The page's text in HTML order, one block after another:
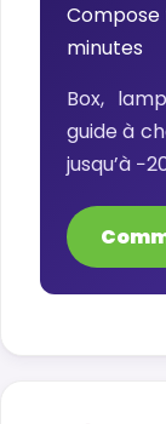
Compose
minutes
Box,
guide à
jusqu’à